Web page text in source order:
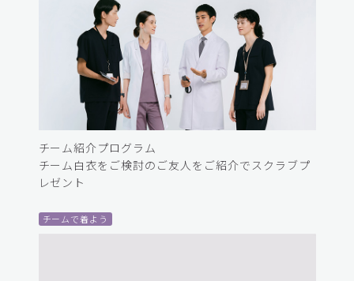
チーム紹介プログラム
チーム白衣をご検討のご友人をご紹介でスクラブプ
レゼント
チームで着よう